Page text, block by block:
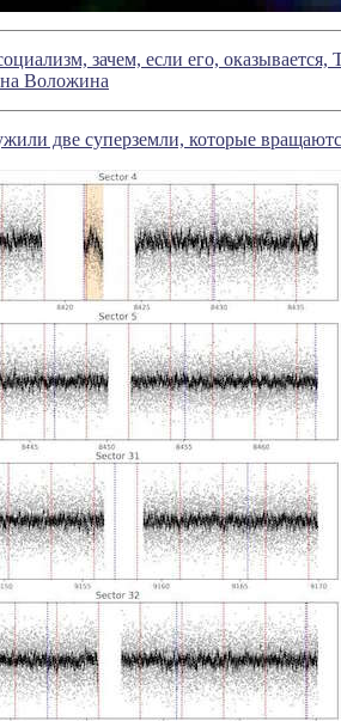
зачем, если его,
Воложина
две суперземли, которые